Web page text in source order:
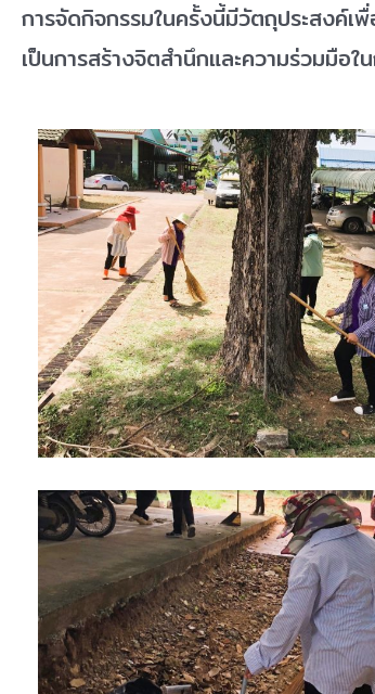
การจัดกิจกรรมในครั้งนี้มีวัตถุประสงค์
เป็นการสร้างจิตสำนึกและความร่วมมื